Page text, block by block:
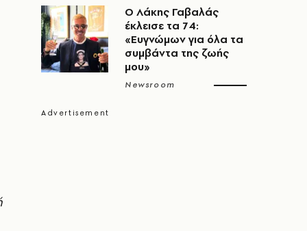
O Λάκης Γαβαλάς
έκλεισε τα 74:
«Ευγνώμων για όλα τα
συμβάντα της ζωής
μου»
Newsroom